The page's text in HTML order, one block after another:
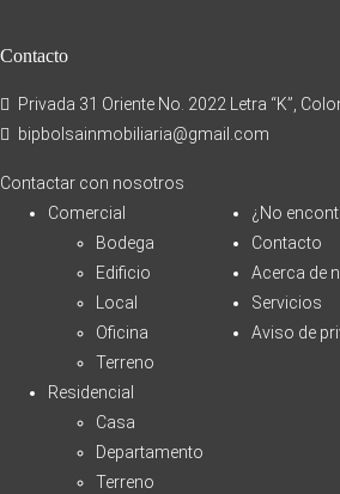
Contacto
Privada 31 Oriente No. 2022 Letra “K”,
bipbolsainmobiliaria@gmail.com
Contactar con nosotros
Comercial
Bodega
Edificio
Local
Oficina
Terreno
Residencial
Casa
Departamento
Terreno
¿No
Contacto
Acerca de
Servicios
Aviso de